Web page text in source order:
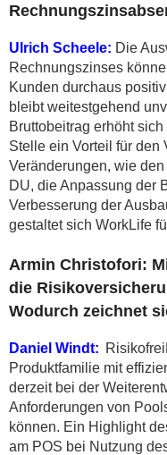
Ulrich Scheele: Die
Rechnungszinses
Kunden durchaus
bleibt weitestgehend
Bruttobeitrag erhöht
Stelle ein Vorteil für den
Veränderungen, wie
DU, die Anpassung der
Verbesserung der
gestaltet sich WorkLife
Armin Christofori:
die
Wodurch zeichnet
Daniel Windt:
Produktfamilie mit
derzeit bei der
Anforderungen von
können. Ein Highlight
am POS bei Nutzung